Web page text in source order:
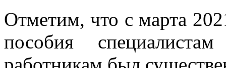
Отметим, что с марта
пособия